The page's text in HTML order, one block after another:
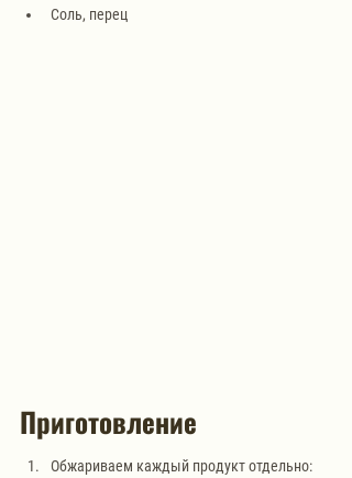
Соль, перец
Приготовление
Обжариваем каждый продукт отдельно: